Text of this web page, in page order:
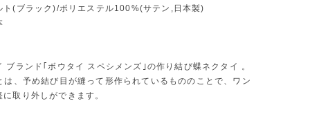
ック)/ポリエステル100%(サテン,日本製)
ランド｢ボウタイ スペシメンズ｣の作り結び蝶ネクタイ 。
は、予め結び目が縫って形作られているもののことで、ワン
取り外しができます。